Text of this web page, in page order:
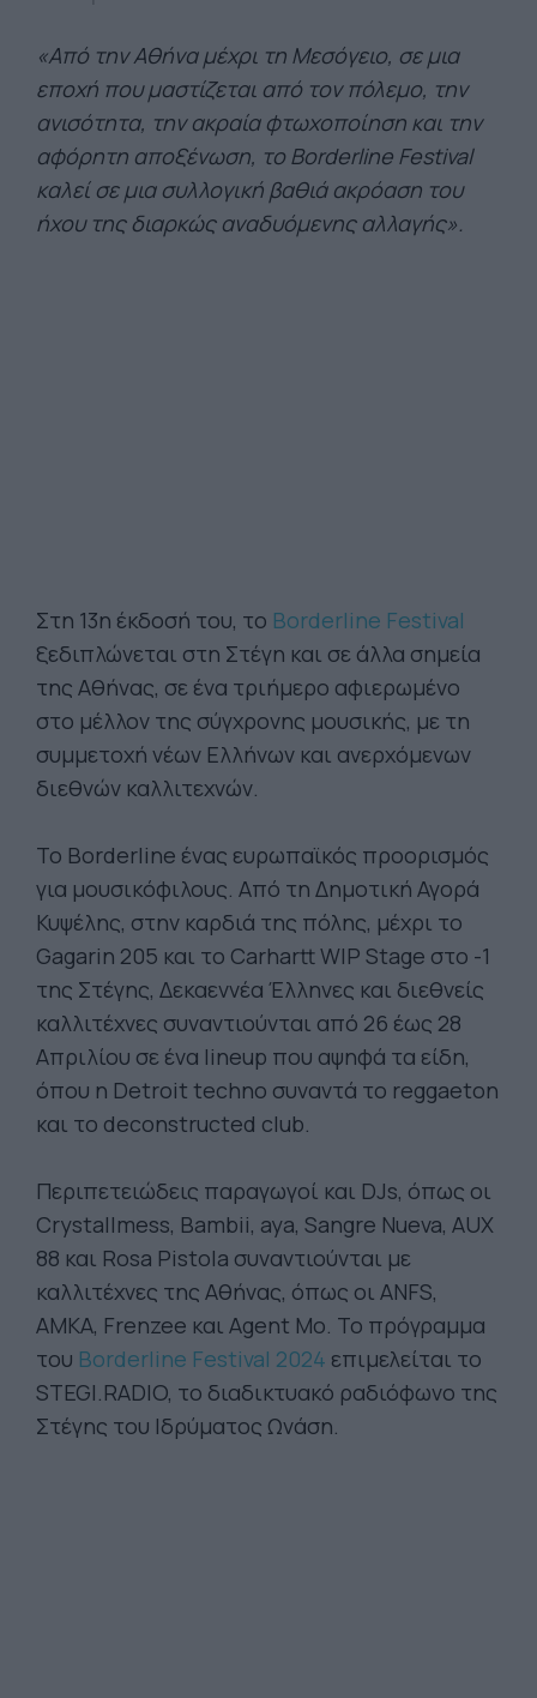
«Από την Αθήνα μέχρι τη Μεσόγειο, σε μια
εποχή που μαστίζεται από τον πόλεμο, την
ανισότητα, την ακραία φτωχοποίηση και την
αφόρητη αποξένωση, το Borderline Festival
καλεί σε μια συλλογική βαθιά ακρόαση του
ήχου της διαρκώς αναδυόμενης αλλαγής».
Στη 13η έκδοσή του, το Borderline Festival
ξεδιπλώνεται στη Στέγη και σε άλλα σημεία
της Αθήνας, σε ένα τριήμερο αφιερωμένο
στο μέλλον της σύγχρονης μουσικής, με τη
συμμετοχή νέων Ελλήνων και ανερχόμενων
διεθνών καλλιτεχνών.
Το Borderline ένας ευρωπαϊκός προορισμός
για μουσικόφιλους. Από τη Δημοτική Αγορά
Κυψέλης, στην καρδιά της πόλης, μέχρι το
Gagarin 205 και το Carhartt WIP Stage στο -1
της Στέγης, Δεκαεννέα Έλληνες και διεθνείς
καλλιτέχνες συναντιούνται από 26 έως 28
Απριλίου σε ένα lineup που αψηφά τα είδη,
όπου η Detroit techno συναντά το reggaeton
και το deconstructed club.
Περιπετειώδεις παραγωγοί και DJs, όπως οι
Crystallmess, Bambii, aya, Sangre Nueva, AUX
88 και Rosa Pistola συναντιούνται με
καλλιτέχνες της Αθήνας, όπως οι ANFS,
AMKA, Frenzee και Agent Mo. Το πρόγραμμα
του Borderline Festival 2024 επιμελείται το
STEGI.RADIO, το διαδικτυακό ραδιόφωνο της
Στέγης του Ιδρύματος Ωνάση.